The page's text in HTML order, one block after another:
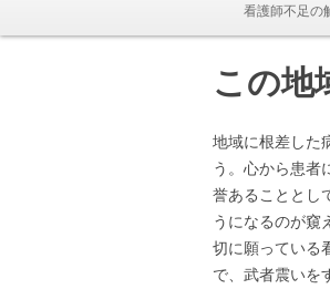
看護師不足の
この地
地域に根差した
う。心から患者
誉あることとし
うになるのが窺
切に願っている
で、武者震いを